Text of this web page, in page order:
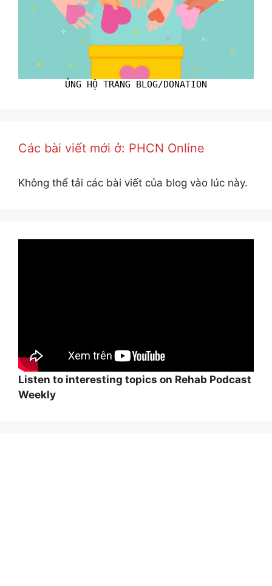
ỦNG HỘ TRANG BLOG/DONATION
Các bài viết mới ở: PHCN Online
Không thể tải các bài viết của blog vào lúc này.
Listen to interesting topics on Rehab Podcast
Weekly